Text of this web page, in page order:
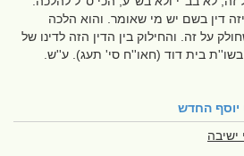
דין בשם יש מי שאומר. והוא הלכה
על זה. והחילוק בין הדין הזה לדינו של
בית דוד (חאו''ח סי' תעג). ע''ש.
יוסף החדש
ישיבה